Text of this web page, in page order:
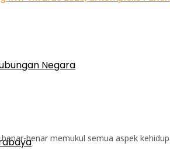
Negara
benar memukul semua aspek